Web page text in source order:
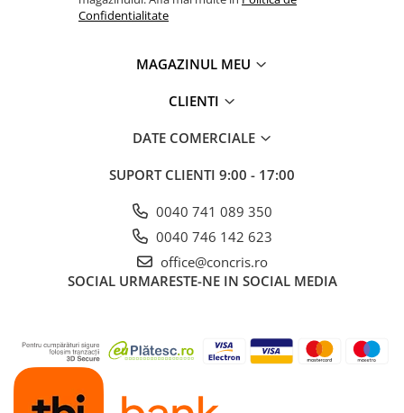
Confidentialitate
MAGAZINUL MEU
CLIENTI
DATE COMERCIALE
SUPORT CLIENTI 9:00 - 17:00
0040 741 089 350
0040 746 142 623
office@concris.ro
SOCIAL URMARESTE-NE IN SOCIAL MEDIA